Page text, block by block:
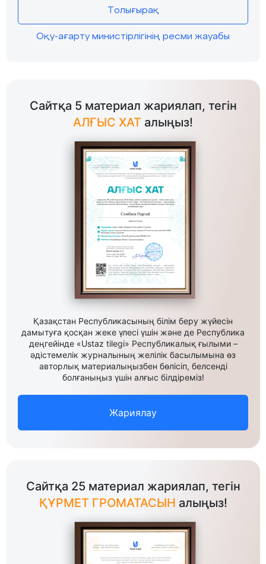
Толығырақ
Оқу-ағарту министірлігінің ресми жауабы
Сайтқа 5 материал жариялап, тегін
АЛҒЫС ХАТ алыңыз!
Қазақстан Республикасының білім беру жүйесін
дамытуға қосқан жеке үлесі үшін және де Республика
деңгейінде «Ustaz tilegi» Республикалық ғылыми –
әдістемелік журналының желілік басылымына өз
авторлық материалыңызбен бөлісіп, белсенді
болғаныңыз үшін алғыс білдіреміз!
Жариялау
Сайтқа 25 материал жариялап, тегін
ҚҰРМЕТ ГРОМАТАСЫН алыңыз!